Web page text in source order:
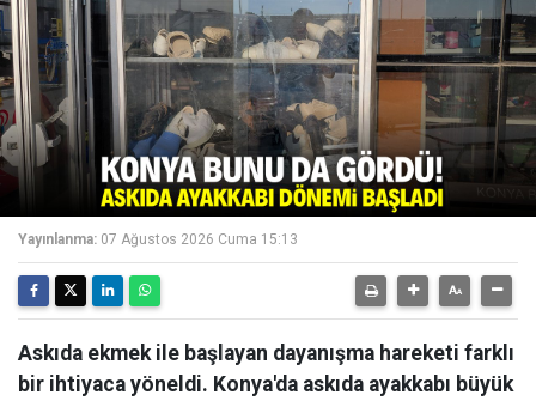
Yayınlanma: 07 Ağustos 2026 Cuma 15:13
Askıda ekmek ile başlayan dayanışma hareketi farklı
bir ihtiyaca yöneldi. Konya'da askıda ayakkabı büyük